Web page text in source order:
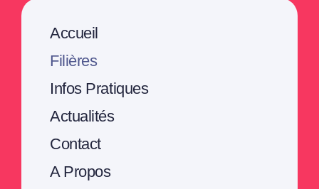
Accueil
Filières
Infos Pratiques
Actualités
Contact
A Propos